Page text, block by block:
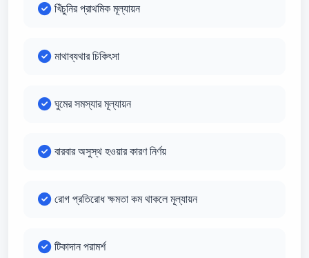
খিঁচুনির প্রাথমিক মূল্যায়ন
মাথাব্যথার চিকিৎসা
ঘুমের সমস্যার মূল্যায়ন
বারবার অসুস্থ হওয়ার কারণ নির্ণয়
রোগ প্রতিরোধ ক্ষমতা কম থাকলে মূল্যায়ন
টিকাদান পরামর্শ